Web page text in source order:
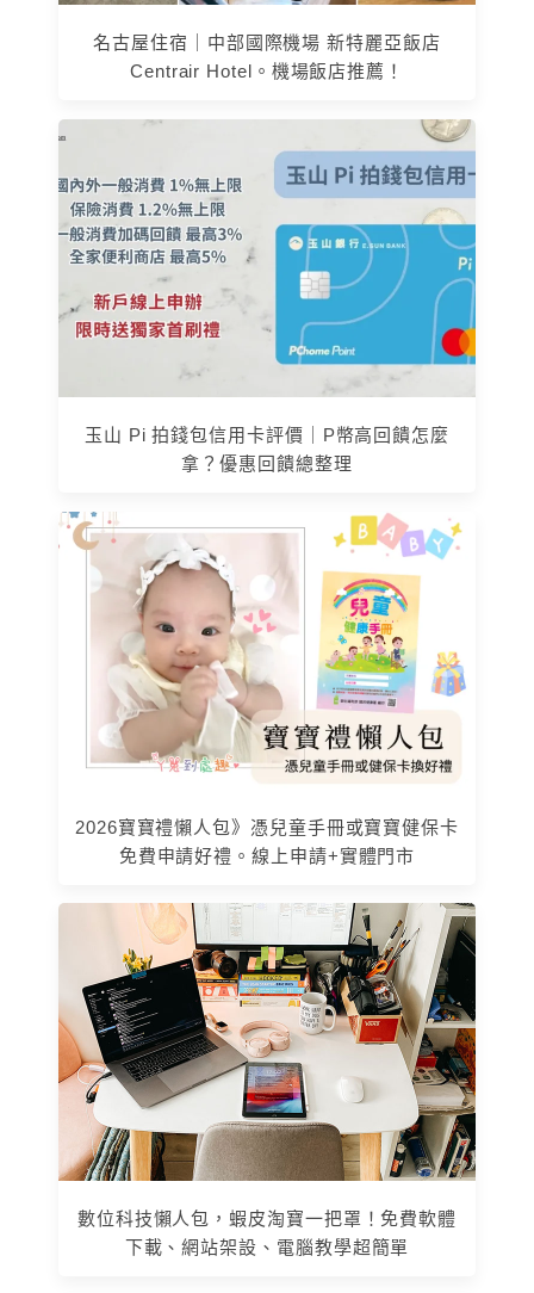
名古屋住宿｜中部國際機場 新特麗亞飯店
Centrair Hotel。機場飯店推薦！
玉山 Pi 拍錢包信用卡評價｜P幣高回饋怎麼
拿？優惠回饋總整理
2026寶寶禮懶人包》憑兒童手冊或寶寶健保卡
免費申請好禮。線上申請+實體門市
數位科技懶人包，蝦皮淘寶一把罩！免費軟體
下載、網站架設、電腦教學超簡單